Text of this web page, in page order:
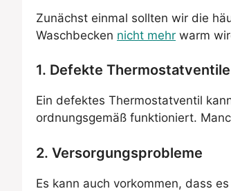
Zunächst einmal sollten wir die
Waschbecken nicht mehr warm
1. Defekte Thermostatventile
Ein defektes Thermostatventil
ordnungsgemäß funktioniert.
2. Versorgungsprobleme
Es kann auch vorkommen, dass